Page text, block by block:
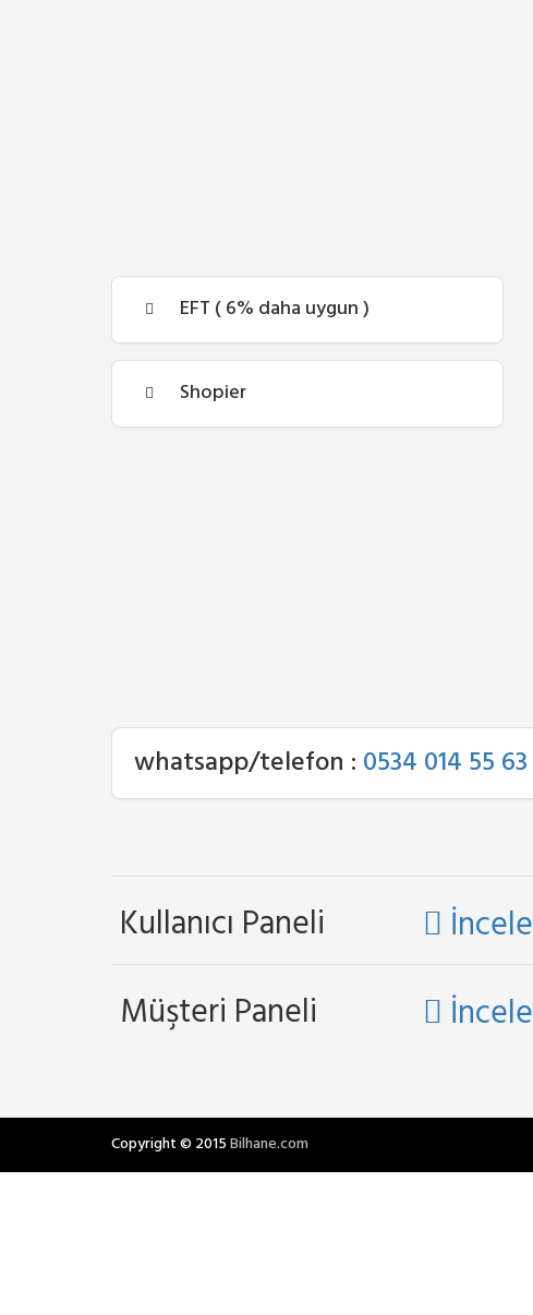
EFT ( 6% daha uygun )
Shopier
whatsapp/telefon : 0534 014 55 63
Kullanıcı Paneli
İncele
Müşteri Paneli
İncele
Copyright © 2015Bilhane.com